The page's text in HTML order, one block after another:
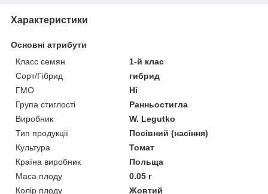
Характеристики
Основні атрибути
Класс семян
1-й клас
Сорт/Гібрид
гибрид
ГМО
Ні
Група стиглості
Ранньостигла
Виробник
W. Legutko
Тип продукції
Посівний (насіння)
Культура
Томат
Країна виробник
Польща
Маса плоду
0.05 г
Колір плоду
Жовтий